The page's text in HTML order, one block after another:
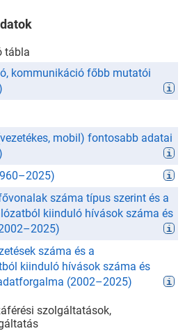
tábla
kommunikáció főbb mutatói
mobil) fontosabb adatai
–2025)
száma típus szerint és a
kiinduló hívások száma és
–2025)
száma és a
kiinduló hívások száma és
(2002–2025)
szolgáltatások,